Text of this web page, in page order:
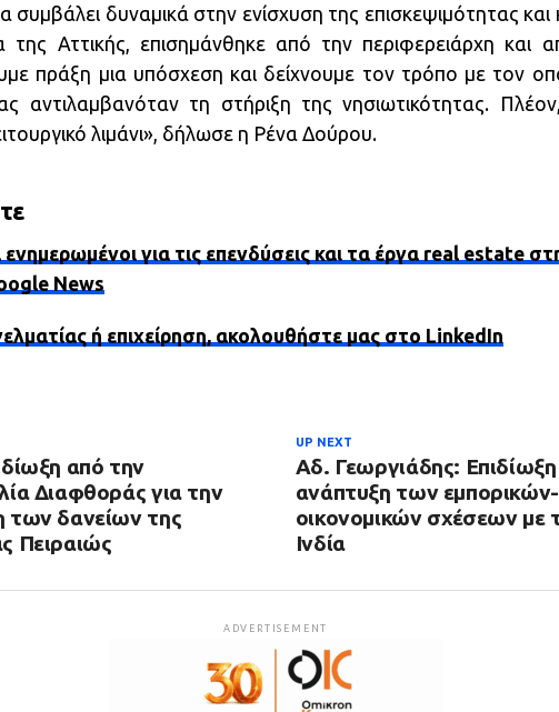
συμβάλει δυναμικά στην ενίσχυση της επισκεψιμότητας και
της Αττικής, επισημάνθηκε από την περιφερειάρχη και
πράξη μια υπόσχεση και δείχνουμε τον τρόπο με τον
αντιλαμβανόταν τη στήριξη της νησιωτικότητας.
λιμάνι», δήλωσε η Ρένα Δούρου.
για τις επενδύσεις και τα έργα real estate
News
ή επιχείρηση, ακολουθήστε μας στο LinkedIn
UP NEXT
Αδ. Γεωργιάδης: Επιδίωξη
ανάπτυξη των εμπορικών-
οικονομικών σχέσεων με
Ινδία
δίωξη από την
Διαφθοράς για την
των δανείων της
Πειραιώς
ADVERTISEMENT